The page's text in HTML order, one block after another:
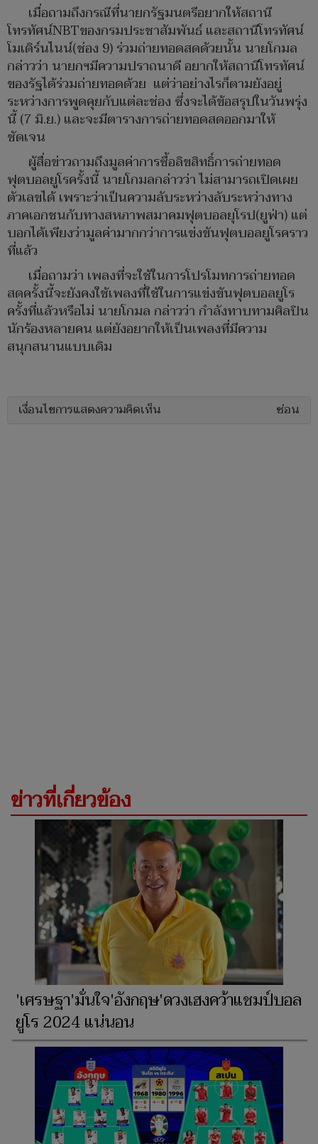
เมื่อถามถึงกรณีที่นายกรัฐมนตรีอยากให้สถานี
โทรทัศน์NBTของกรมประชาสัมพันธ์ และสถานีโทรทัศน์
โมเดิร์นไนน์(ช่อง 9) ร่วมถ่ายทอดสดด้วยนั้น นายโกมล
กล่าวว่า นายกฯมีความปราถนาดี อยากให้สถานีโทรทัศน์
ของรัฐได้ร่วมถ่ายทอดด้วย แต่ว่าอย่างไรก็ตามยังอยู่
ระหว่างการพูดคุยกับแต่ละช่อง ซึ่งจะได้ข้อสรุปในวันพรุ่ง
นี้ (7 มิ.ย.) และจะมีตารางการถ่ายทอดสดออกมาให้
ชัดเจน
ผู้สื่อข่าวถามถึงมูลค่าการซื้อลิขสิทธิ์การถ่ายทอด
ฟุตบอลยูโรครั้งนี้ นายโกมลกล่าวว่า ไม่สามารถเปิดเผย
ตัวเลขได้ เพราะว่าเป็นความลับระหว่างลับระหว่างทาง
ภาคเอกชนกับทางสหภาพสมาคมฟุตบอลยุโรป(ยูฟ่า) แต่
บอกได้เพียงว่ามูลค่ามากกว่าการแข่งขันฟุตบอลยูโรคราว
ที่แล้ว
เมื่อถามว่า เพลงที่จะใช้ในการโปรโมทการถ่ายทอด
สดครั้งนี้จะยังคงใช้เพลงที่ใช้ในการแข่งขันฟุตบอลยูโร
ครั้งที่แล้วหรือไม่ นายโกมล กล่าวว่า กำลังทาบทามศิลปิน
นักร้องหลายคน แต่ยังอยากให้เป็นเพลงที่มีความ
สนุกสนานแบบเดิม
เงื่อนไขการแสดงความคิดเห็น ซ่อน
ข่าวที่เกี่ยวข้อง
'เศรษฐา'มั่นใจ'อังกฤษ'ดวงเฮงคว้าแชมป์บอล
ยูโร 2024 แน่นอน